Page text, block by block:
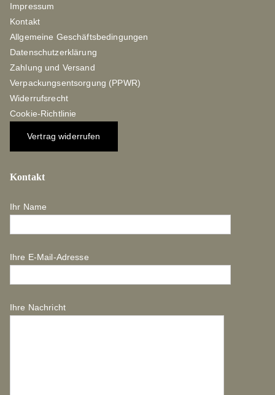
Impressum
Kontakt
Allgemeine Geschäftsbedingungen
Datenschutzerklärung
Zahlung und Versand
Verpackungsentsorgung (PPWR)
Widerrufsrecht
Cookie-Richtlinie
Vertrag widerrufen
Kontakt
Ihr Name
Ihre E-Mail-Adresse
Ihre Nachricht